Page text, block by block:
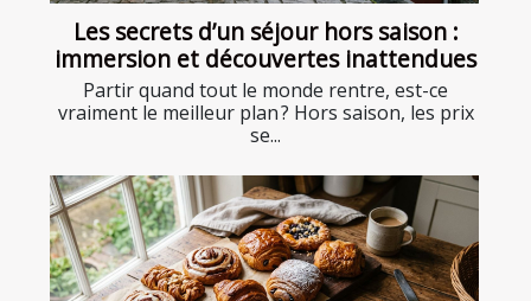
Les secrets d’un séjour hors saison :
immersion et découvertes inattendues
Partir quand tout le monde rentre, est-ce
vraiment le meilleur plan ? Hors saison, les prix
se...